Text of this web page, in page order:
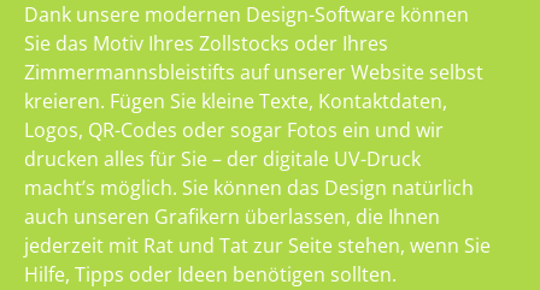
Dank unsere modernen Design-Software können
Sie das Motiv Ihres Zollstocks oder Ihres
Zimmermannsbleistifts auf unserer Website selbst
kreieren. Fügen Sie kleine Texte, Kontaktdaten,
Logos, QR-Codes oder sogar Fotos ein und wir
drucken alles für Sie – der digitale UV-Druck
macht’s möglich. Sie können das Design natürlich
auch unseren Grafikern überlassen, die Ihnen
jederzeit mit Rat und Tat zur Seite stehen, wenn Sie
Hilfe, Tipps oder Ideen benötigen sollten.